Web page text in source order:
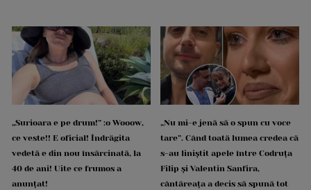
„Surioara e pe drum!” :o Wooow,
ce veste!! E oficial! Îndrăgita
vedetă e din nou însărcinată, la
40 de ani! Uite ce frumos a
anunțat!
„Nu mi-e jenă să o spun cu voce
tare”. Când toată lumea credea că
s-au liniștit apele între Codruța
Filip și Valentin Sanfira,
cântăreața a decis să spună tot